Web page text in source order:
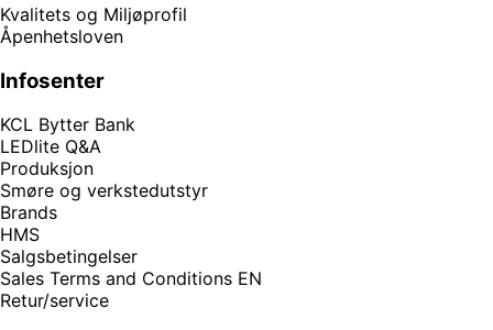
Kvalitets og Miljøprofil
Åpenhetsloven
Infosenter
KCL Bytter Bank
LEDlite Q&A
Produksjon
Smøre og verkstedutstyr
Brands
HMS
Salgsbetingelser
Sales Terms and Conditions EN
Retur/service